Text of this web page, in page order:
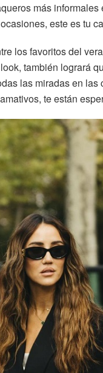
más
este es tu
los favoritos del
también logrará
las miradas en las
te están